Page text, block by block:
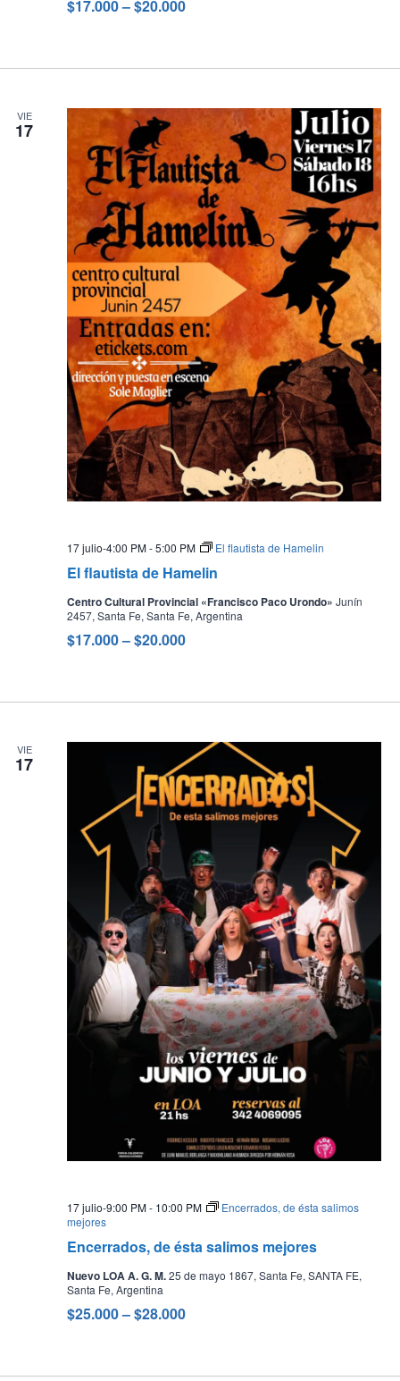
$17.000 – $20.000
VIE
17
El flautista de Hamelin
17 julio-4:00 PM-5:00 PM El flautista de Hamelin
Centro Cultural Provincial «Francisco Paco Urondo» Junín
2457, Santa Fe, Santa Fe, Argentina
$17.000 – $20.000
VIE
17
Encerrados, de ésta salimos mejores
17 julio-9:00 PM- 10:00 PM
Encerrados, de ésta salimos
mejores
Nuevo LOA A. G. M.25 de mayo 1867, Santa Fe, SANTA FE,
Santa Fe, Argentina
$25.000 – $28.000